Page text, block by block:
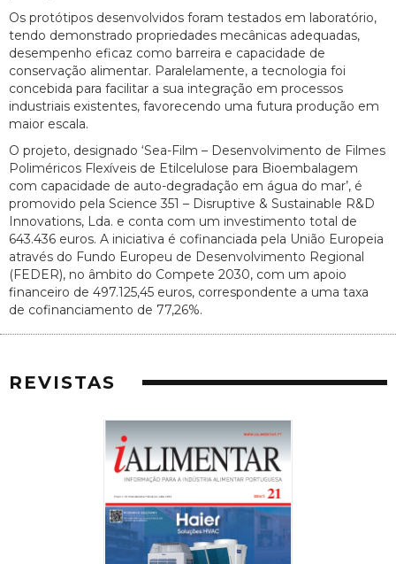
Os protótipos desenvolvidos foram testados em laboratório,
tendo demonstrado propriedades mecânicas adequadas,
desempenho eficaz como barreira e capacidade de
conservação alimentar. Paralelamente, a tecnologia foi
concebida para facilitar a sua integração em processos
industriais existentes, favorecendo uma futura produção em
maior escala.
O projeto, designado ‘Sea-Film – Desenvolvimento de Filmes
Poliméricos Flexíveis de Etilcelulose para Bioembalagem
com capacidade de auto-degradação em água do mar’, é
promovido pela Science 351 – Disruptive & Sustainable R&D
Innovations, Lda. e conta com um investimento total de
643.436 euros. A iniciativa é cofinanciada pela União Europeia
através do Fundo Europeu de Desenvolvimento Regional
(FEDER), no âmbito do Compete 2030, com um apoio
financeiro de 497.125,45 euros, correspondente a uma taxa
de cofinanciamento de 77,26%.
REVISTAS